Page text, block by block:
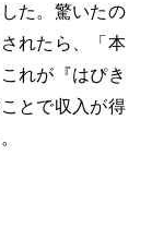
た。驚いたの
れたら、「本
れが『はぴき
とで収入が得